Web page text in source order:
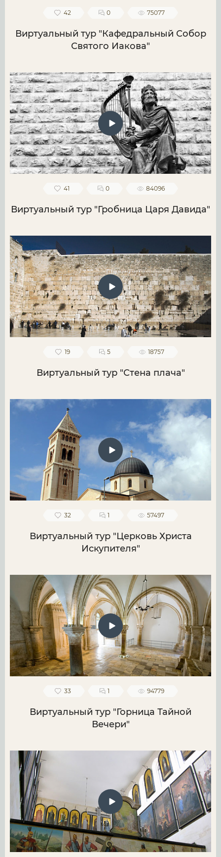
42 0 75077
Виртуальный тур "Кафедральный Собор
Святого Иакова"
41 0 84096
Виртуальный тур "Гробница Царя Давида"
19 5 18757
Виртуальный тур "Стена плача"
32 1 57497
Виртуальный тур "Церковь Христа
Искупителя"
33 1 94779
Виртуальный тур "Горница Тайной
Вечери"